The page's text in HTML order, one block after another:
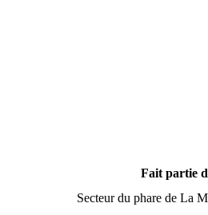
Fait partie
Secteur du phare de La